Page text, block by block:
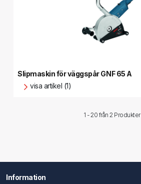
Slipmaskin för väggspår GNF 65 A
visa artikel (1)
1 - 20 från2 Produkter
Information